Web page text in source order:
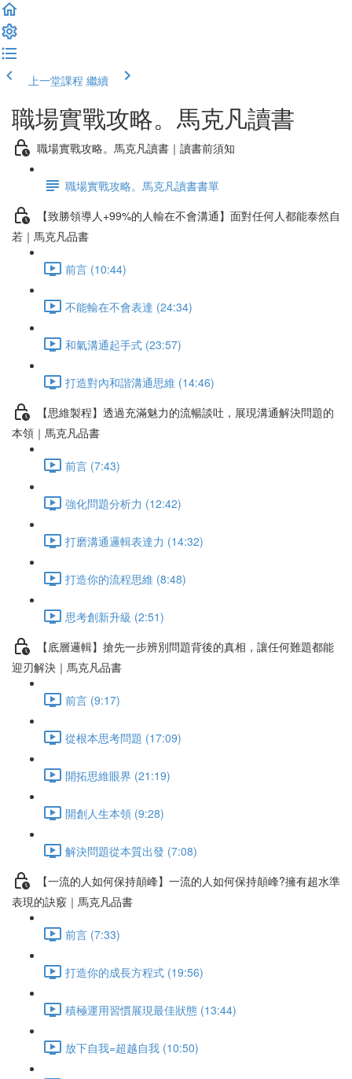
上一堂課程 繼續
職場實戰攻略。馬克凡讀書
職場實戰攻略。馬克凡讀書｜讀書前須知
職場實戰攻略。馬克凡讀書書單
【致勝領導人+99%的人輸在不會溝通】面對任何人都能泰然自
若｜馬克凡品書
前言 (10:44)
不能輸在不會表達 (24:34)
和氣溝通起手式 (23:57)
打造對內和諧溝通思維 (14:46)
【思維製程】透過充滿魅力的流暢談吐，展現溝通解決問題的
本領｜馬克凡品書
前言 (7:43)
強化問題分析力 (12:42)
打磨溝通邏輯表達力 (14:32)
打造你的流程思維 (8:48)
思考創新升級 (2:51)
【底層邏輯】搶先一步辨別問題背後的真相，讓任何難題都能
迎刃解決｜馬克凡品書
前言 (9:17)
從根本思考問題 (17:09)
開拓思維眼界 (21:19)
開創人生本領 (9:28)
解決問題從本質出發 (7:08)
【一流的人如何保持顛峰】一流的人如何保持顛峰?擁有超水準
表現的訣竅｜馬克凡品書
前言 (7:33)
打造你的成長方程式 (19:56)
積極運用習慣展現最佳狀態 (13:44)
放下自我=超越自我 (10:50)